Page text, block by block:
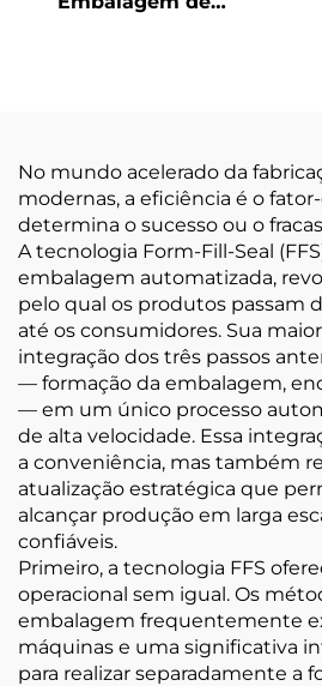
No mundo acelerado da
modernas, a eficiência é o
determina o sucesso ou o
A tecnologia Form-Fill-Seal
embalagem automatizada,
pelo qual os produtos passam
até os consumidores. Sua
integração dos três passos
— formação da embalagem,
— em um único processo
de alta velocidade. Essa
a conveniência, mas também
atualização estratégica que
alcançar produção em larga
confiáveis.
Primeiro, a tecnologia FFS
operacional sem igual. Os
embalagem frequentemente
máquinas e uma significativa
para realizar separadamente a